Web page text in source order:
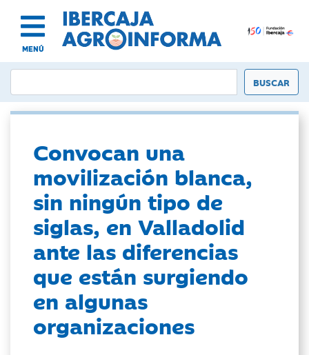
MENÚ
Convocan una
movilización blanca,
sin ningún tipo de
siglas, en Valladolid
ante las diferencias
que están surgiendo
en algunas
organizaciones